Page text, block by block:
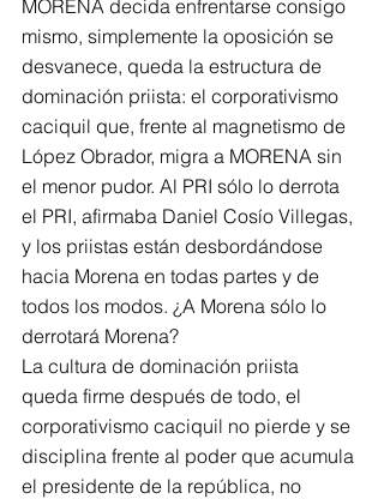
MORENA decida enfrentarse consigo
mismo, simplemente la oposición se
desvanece, queda la estructura de
dominación priista: el corporativismo
caciquil que, frente al magnetismo de
López Obrador, migra a MORENA sin
el menor pudor. Al PRI sólo lo derrota
el PRI, afirmaba Daniel Cosío Villegas,
y los priistas están desbordándose
hacia Morena en todas partes y de
todos los modos. ¿A Morena sólo lo
derrotará Morena?
La cultura de dominación priista
queda firme después de todo, el
corporativismo caciquil no pierde y se
disciplina frente al poder que acumula
el presidente de la república, no